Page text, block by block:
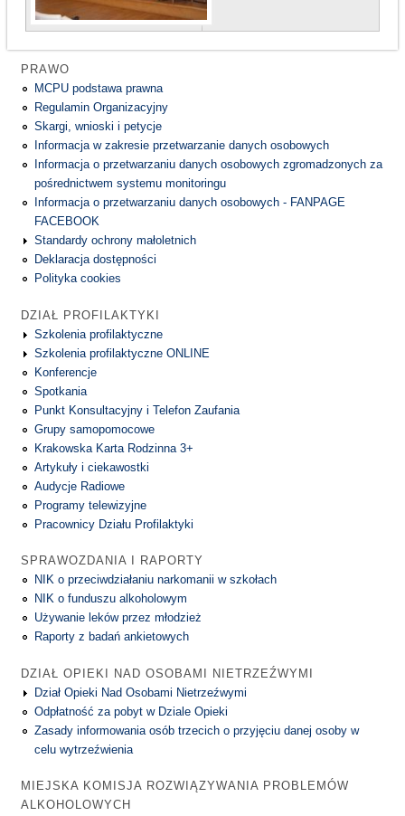
PRAWO
MCPU podstawa prawna
Regulamin Organizacyjny
Skargi, wnioski i petycje
Informacja w zakresie przetwarzanie danych osobowych
Informacja o przetwarzaniu danych osobowych zgromadzonych za
pośrednictwem systemu monitoringu
Informacja o przetwarzaniu danych osobowych - FANPAGE
FACEBOOK
Standardy ochrony małoletnich
Deklaracja dostępności
Polityka cookies
DZIAŁ PROFILAKTYKI
Szkolenia profilaktyczne
Szkolenia profilaktyczne ONLINE
Konferencje
Spotkania
Punkt Konsultacyjny i Telefon Zaufania
Grupy samopomocowe
Krakowska Karta Rodzinna 3+
Artykuły i ciekawostki
Audycje Radiowe
Programy telewizyjne
Pracownicy Działu Profilaktyki
SPRAWOZDANIA I RAPORTY
NIK o przeciwdziałaniu narkomanii w szkołach
NIK o funduszu alkoholowym
Używanie leków przez młodzież
Raporty z badań ankietowych
DZIAŁ OPIEKI NAD OSOBAMI NIETRZEŹWYMI
Dział Opieki Nad Osobami Nietrzeźwymi
Odpłatność za pobyt w Dziale Opieki
Zasady informowania osób trzecich o przyjęciu danej osoby w
celu wytrzeźwienia
MIEJSKA KOMISJA ROZWIĄZYWANIA PROBLEMÓW
ALKOHOLOWYCH